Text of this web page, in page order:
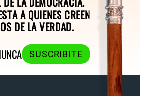
A QUIENES CREEN
DE LA VERDAD.
SUSCRIBITE